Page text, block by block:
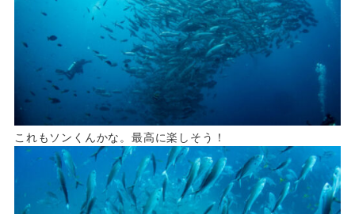
これもソンくんかな。最高に楽しそう！